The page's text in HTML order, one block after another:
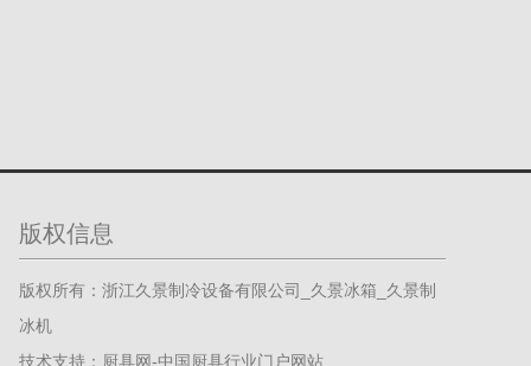
版权信息
版权所有：浙江久景制冷设备有限公司_久景冰箱_久景制
冰机
技术支持：厨具网-中国厨具行业门户网站